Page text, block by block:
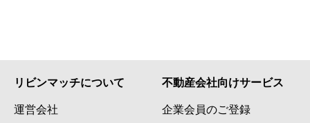
リビンマッチについて
運営会社
不動産会社向けサービス
企業会員のご登録